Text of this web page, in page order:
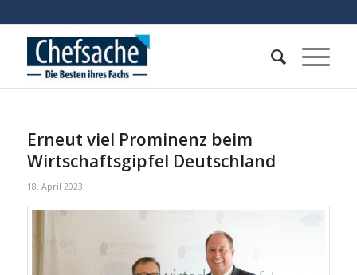
Erneut viel Prominenz beim
Wirtschaftsgipfel Deutschland
18. April 2023